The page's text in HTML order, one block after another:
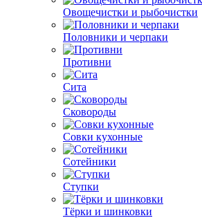
Овощечистки и рыбочистки
Половники и черпаки
Противни
Сита
Сковороды
Совки кухонные
Сотейники
Ступки
Тёрки и шинковки